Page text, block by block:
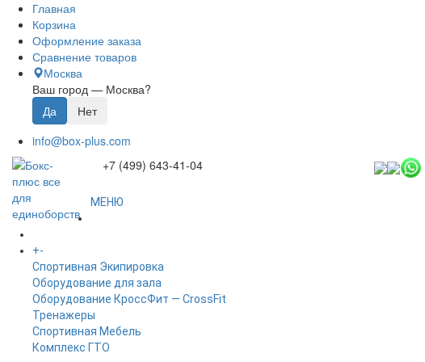
Главная
Корзина
Оформление заказа
Сравнение товаров
Москва
Ваш город — Москва?
info@box-plus.com
+7 (499) 643-41-04
МЕНЮ
+-
Спортивная Экипировка
Оборудование для зала
Оборудование КроссФит — CrossFit
Тренажеры
Спортивная Мебель
Комплекс ГТО